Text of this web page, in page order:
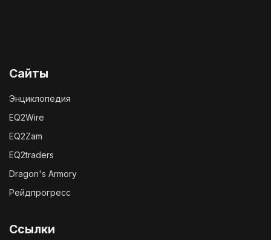
Сайты
Энциклопедия
EQ2Wire
EQ2Zam
EQ2traders
Dragon's Armory
Рейдпрогресс
Ссылки